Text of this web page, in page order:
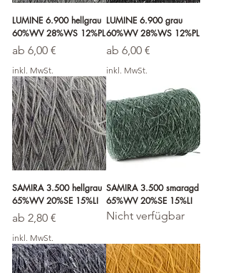
LUMINE 6.900 hellgrau
60%WV 28%WS 12%PL
ab 6,00 €
Sale-Preis
inkl. MwSt.
LUMINE 6.900 grau
60%WV 28%WS 12%PL
ab 6,00 €
Sale-Preis
inkl. MwSt.
SAMIRA 3.500 hellgrau
65%WV 20%SE 15%LI
ab 2,80 €
Sale-Preis
inkl. MwSt.
SAMIRA 3.500 smaragd
65%WV 20%SE 15%LI
Nicht verfügbar